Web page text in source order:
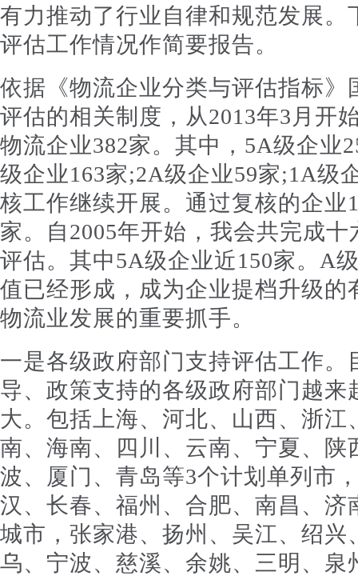
有力推动了行业自律和规范发展
评估工作情况作简要报告。
依据《物流企业分类与评估指标
评估的相关制度，从2013年3月开
物流企业382家。其中，5A级企业
级企业163家;2A级企业59家;1A级
核工作继续开展。通过复核的企业
家。自2005年开始，我会共完成
评估。其中5A级企业近150家。A
值已经形成，成为企业提档升级
物流业发展的重要抓手。
一是各级政府部门支持评估工作。
导、政策支持的各级政府部门越来
大。包括上海、河北、山西、浙
南、海南、四川、云南、宁夏、陕
波、厦门、青岛等3个计划单列市
汉、长春、福州、合肥、南昌、济
城市，张家港、扬州、吴江、绍
乌、宁波、慈溪、余姚、三明、